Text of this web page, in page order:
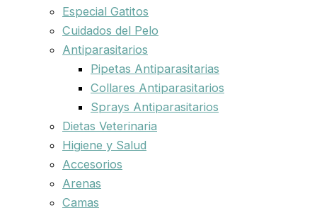
Especial Gatitos
Cuidados del Pelo
Antiparasitarios
Pipetas Antiparasitarias
Collares Antiparasitarios
Sprays Antiparasitarios
Dietas Veterinaria
Higiene y Salud
Accesorios
Arenas
Camas